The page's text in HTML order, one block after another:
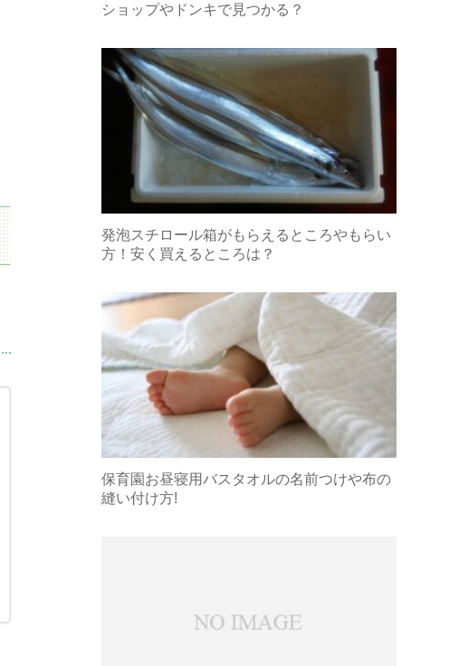
ショップやドンキで見つかる？
発泡スチロール箱がもらえるところやもらい
方！安く買えるところは？
保育園お昼寝用バスタオルの名前つけや布の
縫い付け方!